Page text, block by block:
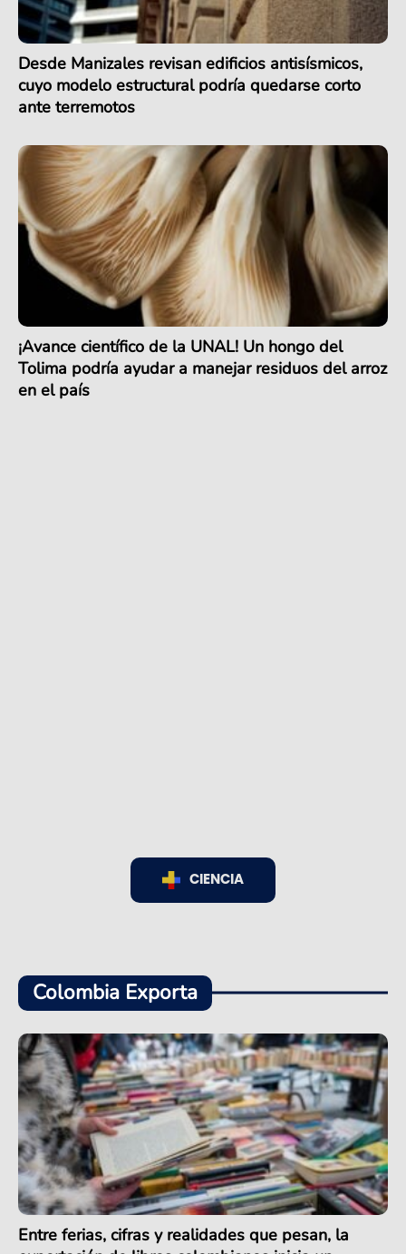
Desde Manizales revisan edificios antisísmicos,
cuyo modelo estructural podría quedarse corto
ante terremotos
¡Avance científico de la UNAL! Un hongo del
Tolima podría ayudar a manejar residuos del arroz
en el país
CIENCIA
Colombia Exporta
Entre ferias, cifras y realidades que pesan, la